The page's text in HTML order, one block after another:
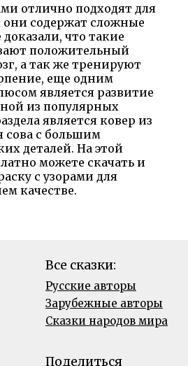
отлично подходят для
они содержат сложные
что такие
положительный
а так же тренируют
еще одним
является развитие
из популярных
является ковер из
сова с большим
деталей. На этой
можете скачать и
с узорами для
качестве.
Все сказки:
Русские авторы
Зарубежные авторы
Сказки народов мира
Поделиться